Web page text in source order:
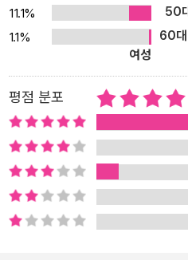
은 내뿜습니다. 오랫동안 물줄기
갈증을 풀어내는 듯합니다. 아이는
지요. 아이는 고래 분수를 타고 신
다채로운 색으로 빛나고 즐거움이
방울이 떨어지며 모든 게 현실로 돌아옵니다. 아이는
집에 돌아옵니다. 눈 밝은 독자라면
를 찾았을 것입니다. 상상과 현실이
들어 갑니다. 짭조름한 바다 냄새가 코끝
느끼게 하는 상상의 힘 바다로 가는
니다. 반복적인 일상을 지내다가 한
11.1%
50
1.1%
60대
여성
평점 분포